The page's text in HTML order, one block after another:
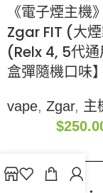
《電子煙主機
Zgar FIT (大
(Relx 4, 5代通
盒彈隨機口味】
vape, Zgar, 主
$